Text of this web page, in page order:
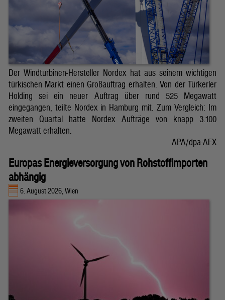
Der Windturbinen-Hersteller Nordex hat aus seinem wichtigen
türkischen Markt einen Großauftrag erhalten. Von der Türkerler
Holding sei ein neuer Auftrag über rund 525 Megawatt
eingegangen, teilte Nordex in Hamburg mit. Zum Vergleich: Im
zweiten Quartal hatte Nordex Aufträge von knapp 3.100
Megawatt erhalten.
APA/dpa-AFX
Europas Energieversorgung von Rohstoffimporten
abhängig
6. August 2026, Wien